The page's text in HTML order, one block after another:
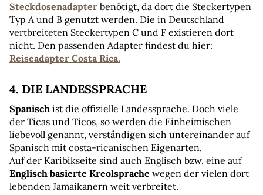
Steckdosenadapter benötigt, da dort die Steckertypen
Typ A und B genutzt werden. Die in Deutschland
vertbreiteten Steckertypen C und F existieren dort
Reiseadapter Costa Rica.
4. DIE LANDESSPRACHE
Spanisch ist die offizielle Landessprache. Doch viele
der Ticas und Ticos, so werden die Einheimischen
liebevoll genannt, verständigen sich untereinander auf
Spanisch mit costa-ricanischen Eigenarten.
Auf der Karibikseite sind auch Englisch bzw. eine auf
Englisch basierte Kreolsprache wegen der vielen dort
lebenden Jamaikanern weit verbreitet.